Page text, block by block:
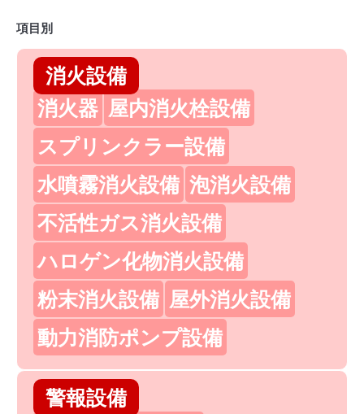
項目別
消火設備
消火器 屋内消火栓設備
スプリンクラー設備
水噴霧消火設備 泡消火設備
不活性ガス消火設備
ハロゲン化物消火設備
粉末消火設備 屋外消火設備
動力消防ポンプ設備
警報設備